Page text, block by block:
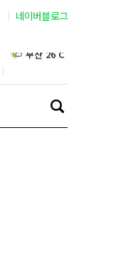
네이버블로그
인천 28˚C